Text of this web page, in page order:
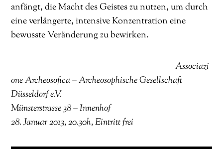
anfängt, die Macht des Geistes zu nutzen, um durch
eine verlängerte, intensive Konzentration eine
bewusste Veränderung zu bewirken.
Associazi
one Archeosofica – Archeosophische Gesellschaft
Düsseldorf e.V.
Münsterstrasse 38 – Innenhof
28. Januar 2013, 20.30h, Eintritt frei